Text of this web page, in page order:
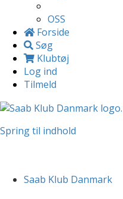
OSS
Forside
Søg
Klubtøj
Log ind
Tilmeld
Spring til indhold
Saab Klub Danmark